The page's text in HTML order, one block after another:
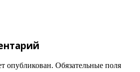
опубликован. Обязательные поля